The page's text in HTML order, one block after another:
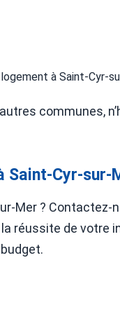
à Saint-Cyr-
communes,
Saint-Cyr-sur-
Mer ? Contactez-
réussite de votre